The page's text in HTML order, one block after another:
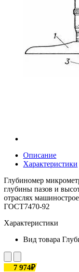
Описание
Характеристики
Глубиномер
глубины пазов и
отраслях
ГОСТ7470-92
Характеристики
Вид товара
7 974₽